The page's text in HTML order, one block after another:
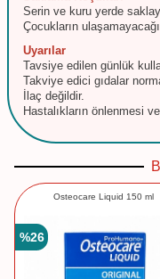
Serin ve kuru yerde
Çocukların
Uyarılar
Tavsiye edilen günlük
Takviye edici gıdalar
İlaç değildir.
Hastalıkların önlenmesi
Osteocare Liquid 150 ml
%26